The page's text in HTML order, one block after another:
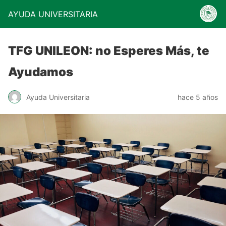
AYUDA UNIVERSITARIA
TFG UNILEON: no Esperes Más, te
Ayudamos
Ayuda Universitaria hace 5 años